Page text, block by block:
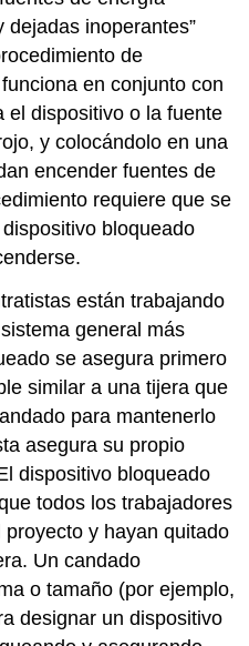
dejadas inoperantes”
de
en conjunto con
el dispositivo o la fuente
y colocándolo en una
encender fuentes de
requiere que se
bloqueado
están trabajando
general más
se asegura primero
similar a una tijera que
para mantenerlo
asegura su propio
dispositivo bloqueado
todos los trabajadores
y hayan quitado
Un candado
o tamaño (por ejemplo,
designar un dispositivo